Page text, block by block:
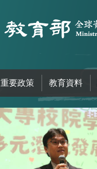
重要政策 教育資料